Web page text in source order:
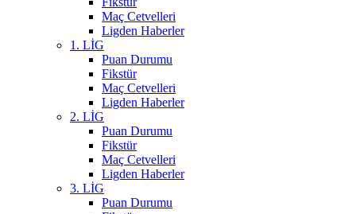
Maç Cetvelleri
Ligden Haberler
1. LİG
Puan Durumu
Fikstür
Maç Cetvelleri
Ligden Haberler
2. LİG
Puan Durumu
Fikstür
Maç Cetvelleri
Ligden Haberler
3. LİG
Puan Durumu